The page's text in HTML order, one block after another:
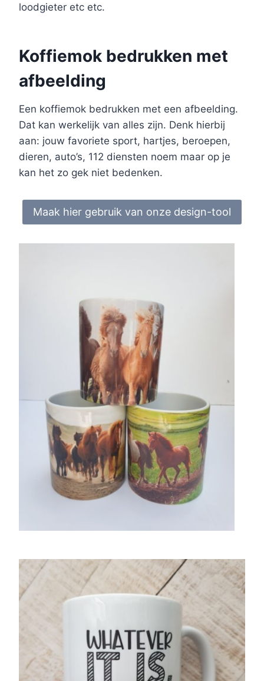
loodgieter etc etc.
Koffiemok bedrukken met
afbeelding
Een koffiemok bedrukken met een afbeelding.
Dat kan werkelijk van alles zijn. Denk hierbij
aan: jouw favoriete sport, hartjes, beroepen,
dieren, auto’s, 112 diensten noem maar op je
kan het zo gek niet bedenken.
Maak hier gebruik van onze design-tool